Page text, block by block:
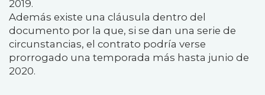
2019.
Además existe una cláusula dentro del
documento por la que, si se dan una serie de
circunstancias, el contrato podría verse
prorrogado una temporada más hasta junio de
2020.